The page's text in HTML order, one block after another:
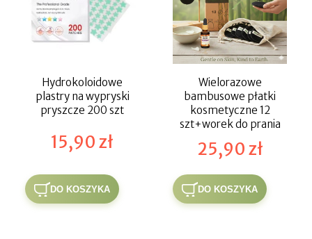
Hydrokoloidowe
plastry na wypryski
pryszcze 200 szt
15,90 zł
DO KOSZYKA
Wielorazowe
bambusowe płatki
kosmetyczne 12
szt+worek do prania
25,90 zł
DO KOSZYKA